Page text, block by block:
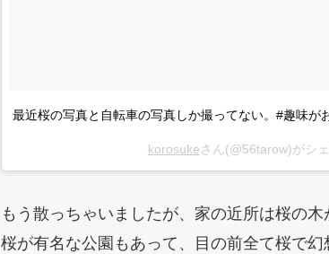
最近桜の写真と自転車の写真しか撮ってない。#趣味が
korosukeさん(@56tarow)がシ
もう散っちゃいましたが、家の近所は桜の
桜が有名な公園もあって、目の前全て桜で幻